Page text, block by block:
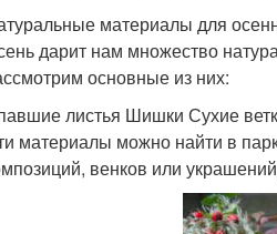
материалы для
дарит нам множество
основные из них:
листья Шишки Сухие
материалы можно найти в
венков или